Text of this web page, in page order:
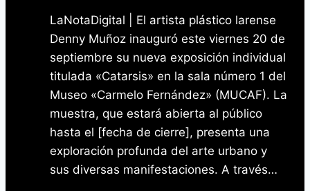
LaNotaDigital | El artista plástico larense
Denny Muñoz inauguró este viernes 20 de
septiembre su nueva exposición individual
titulada «Catarsis» en la sala número 1 del
Museo «Carmelo Fernández» (MUCAF). La
muestra, que estará abierta al público
hasta el [fecha de cierre], presenta una
exploración profunda del arte urbano y
sus diversas manifestaciones. A través…